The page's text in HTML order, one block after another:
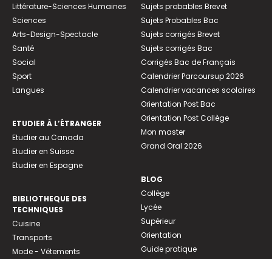
Littérature-Sciences Humaines
Sciences
Arts-Design-Spectacle
Santé
Social
Sport
Langues
ETUDIER À L’ÉTRANGER
Etudier au Canada
Etudier en Suisse
Etudier en Espagne
BIBLIOTHEQUE DES
TECHNIQUES
Cuisine
Transports
Mode - Vêtements
Sujets probables Brevet
Sujets Probables Bac
Sujets corrigés Brevet
Sujets corrigés Bac
Corrigés Bac de Français
Calendrier Parcoursup 2026
Calendrier vacances scolaires
Orientation Post Bac
Orientation Post Collège
Mon master
Grand Oral 2026
BLOG
Collège
Lycée
Supérieur
Orientation
Guide pratique